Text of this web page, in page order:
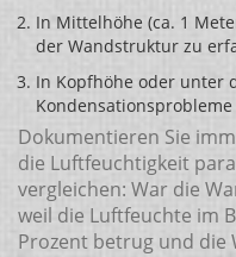
In Mittelhöhe (ca. 1
der Wandstruktur zu
In Kopfhöhe oder unter
Dokumentieren Sie
die Luftfeuchtigkeit
vergleichen: War die
weil die Luftfeuchte im
Prozent betrug und die